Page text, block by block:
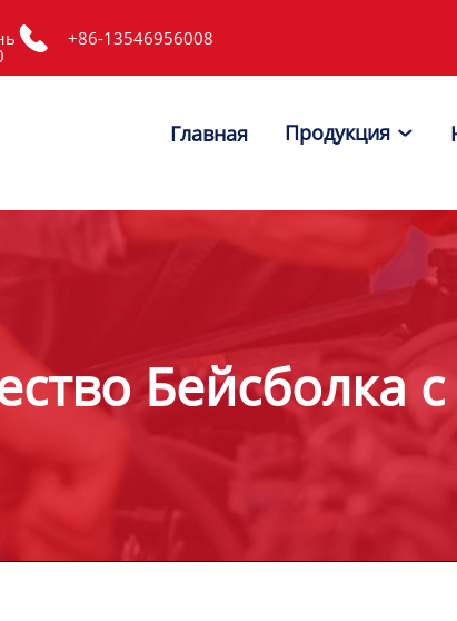
 +86-13546956008
Главная Продукция 
Бейсболка